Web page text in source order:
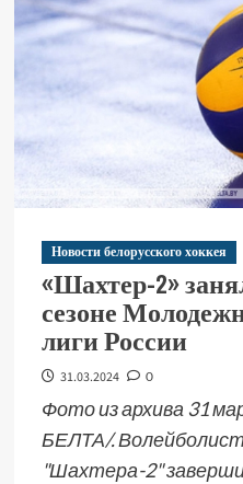
Новости белорусского хоккея
«Шахтер-2»
сезоне
лиги России
31.03.2024 0
Фото из архива 31
БЕЛТА/.
"Шахтера-2"